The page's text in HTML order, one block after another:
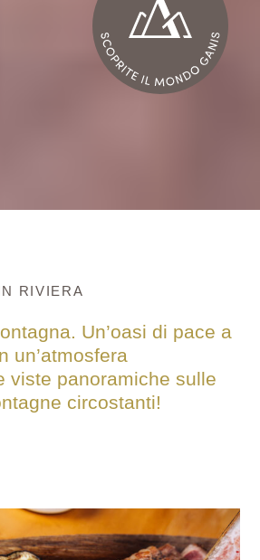
RIVIERA
Un’oasi di pace a
un’atmosfera
viste panoramiche sulle
circostanti!